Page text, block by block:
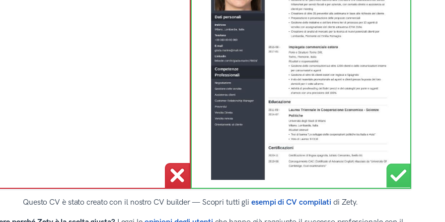
Questo CV è stato creato con il nostro CV builder — Scopri tutti gliesempi di CV compilati di Zety.